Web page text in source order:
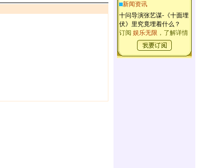
新闻资讯
十问导演张艺谋-《十面埋
伏》里究竟埋着什么？
订阅 娱乐无限 ，了解详情